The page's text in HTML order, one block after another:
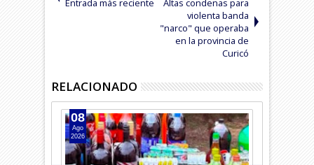
Entrada más reciente
Altas condenas para
violenta banda
"narco" que operaba
en la provincia de
Curicó
RELACIONADO
08
Ago
2026